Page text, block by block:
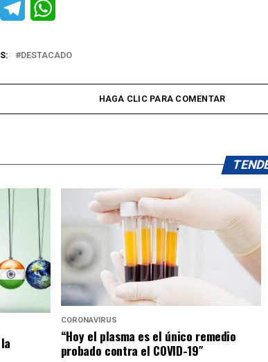
PinterestTelegram
DESTACADO
HAGA CLIC PARA COMENTAR
CORONAVIRUS
“Hoy el plasma es el único remedio
probado contra el COVID-19″